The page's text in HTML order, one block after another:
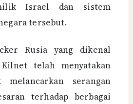
Israel dan sistem
tersebut.
Rusia yang dikenal
telah menyatakan
serangan
terhadap berbagai